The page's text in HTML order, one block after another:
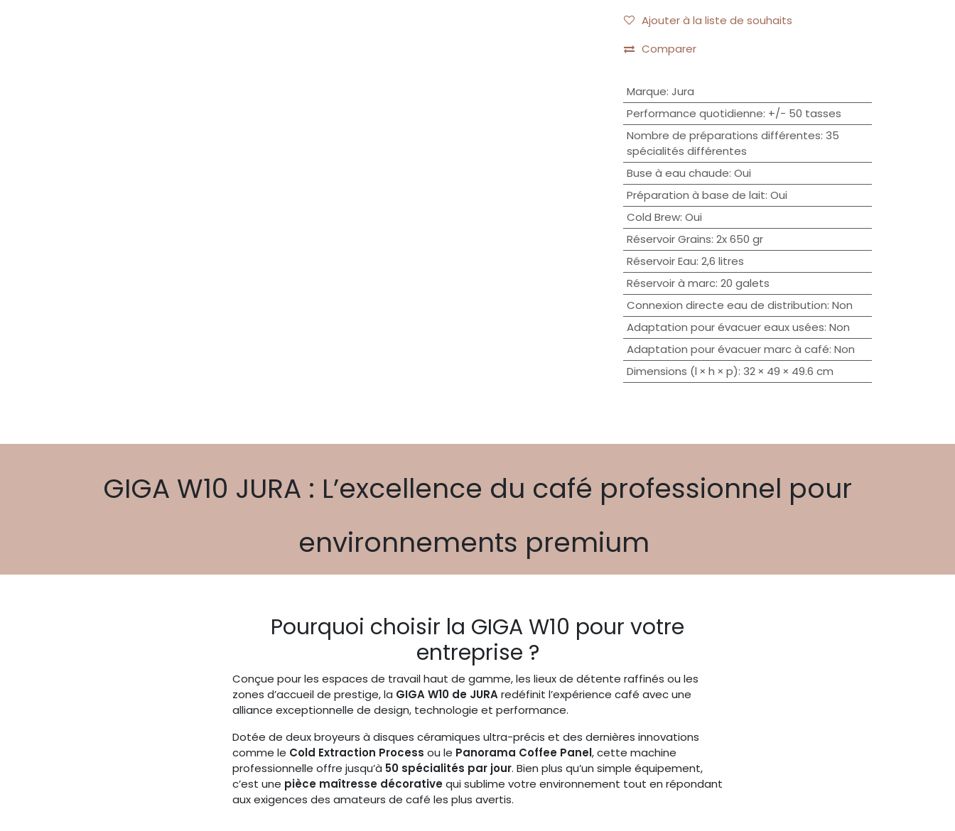
Ajouter à la liste de souhaits
Comparer
Marque: Jura
Performance quotidienne: +/- 50 tasses
Nombre de préparations différentes: 35
spécialités différentes
Buse à eau chaude: Oui
Préparation à base de lait: Oui
Cold Brew: Oui
Réservoir Grains: 2x 650 gr
Réservoir Eau: 2,6 litres
Réservoir à marc: 20 galets
Connexion directe eau de distribution: Non
Adaptation pour évacuer eaux usées: Non
Adaptation pour évacuer marc à café: Non
Dimensions (l × h × p): 32 × 49 × 49.6 cm
GIGA W10 JURA : L’excellence du café professionnel pour
environnements premium
Pourquoi choisir la GIGA W10 pour votre
entreprise ?
Conçue pour les espaces de travail haut de gamme, les lieux de détente raffinés ou les
zones d’accueil de prestige, la GIGA W10 de JURAredéfinit l’expérience café avec une
alliance exceptionnelle de design, technologie et performance.
Dotée de deux broyeurs à disques céramiques ultra-précis et des dernières innovations
comme le Cold Extraction Process ou le Panorama Coffee Panel, cette machine
professionnelle offre jusqu’à 50 spécialités par jour. Bien plus qu’un simple équipement,
c’est une pièce maîtresse décorativequi sublime votre environnement tout en répondant
aux exigences des amateurs de café les plus avertis.